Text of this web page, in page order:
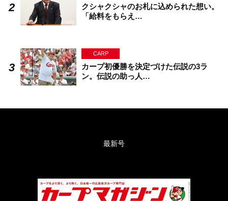
クシャクシャのお札に込められた想い。
「給料をもらえ…
CARP
カープ初優勝を決定づけた伝説の3ラ
ン。伝説の助っ人…
最新号